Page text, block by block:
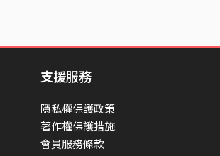
支援服務
隱私權保護政策
著作權保護措施
會員服務條款